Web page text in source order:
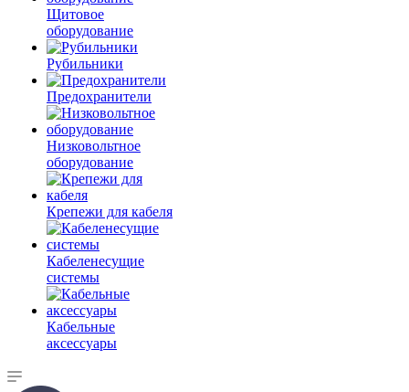
Щитовое
оборудование
Рубильники
Предохранители
Низковольтное
оборудование
Крепежи для кабеля
Кабеленесущие
системы
Кабельные
аксессуары